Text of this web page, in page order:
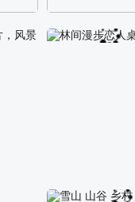
校园长发可爱
风景 林间漫步恋人